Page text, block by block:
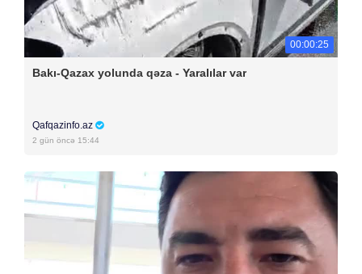
00:00:25
Bakı-Qazax yolunda qəza - Yaralılar var
Qafqazinfo.az
2 gün öncə 15:44